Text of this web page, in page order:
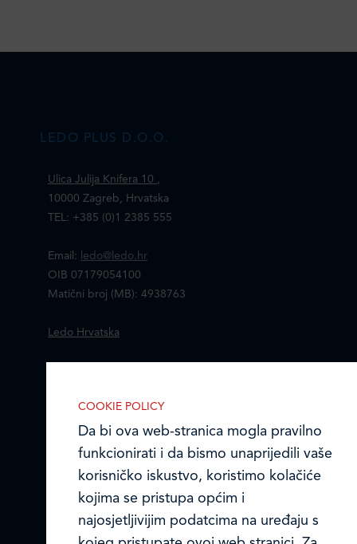
LEDO PLUS D.O.O.
Ulica Julija Knifera 10 ,
10000 Zagreb, Hrvatska
TEL: +385 (0)1 2385 555
Email:
ledo@ledo.hr
OIB 07179054100
Matični broj (MB): 4938763
Ledo Hrvatska
Ledo u inozemstvu
Online formular
Obavijest o Privatnosti i Kolačići
Privacy notice and Cookies
COOKIE POLICY
Da bi ova web-stranica mogla pravilno
funkcionirati i da bismo unaprijedili vaše
korisničko iskustvo, koristimo kolačiće
kojima se pristupa općim i
najosjetljivijim podatcima na uređaju s